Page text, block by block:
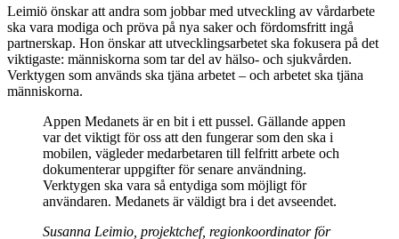
Leimiö önskar att andra som jobbar med utveckling av vårdarbete
ska vara modiga och pröva på nya saker och fördomsfritt ingå
partnerskap. Hon önskar att utvecklingsarbetet ska fokusera på det
viktigaste: människorna som tar del av hälso- och sjukvården.
Verktygen som används ska tjäna arbetet – och arbetet ska tjäna
människorna.
Appen Medanets är en bit i ett pussel. Gällande appen
var det viktigt för oss att den fungerar som den ska i
mobilen, vägleder medarbetaren till felfritt arbete och
dokumenterar uppgifter för senare användning.
Verktygen ska vara så entydiga som möjligt för
användaren. Medanets är väldigt bra i det avseendet.
Susanna Leimio, projektchef, regionkoordinator för